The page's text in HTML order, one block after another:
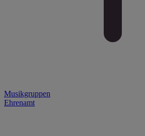
Musikgruppen
Ehrenamt